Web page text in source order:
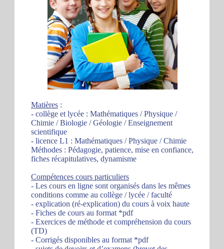
Matières :
- collège et lycée : Mathématiques / Physique /
Chimie / Biologie / Géologie / Enseignement
scientifique
- licence L1 : Mathématiques / Physique / Chimie
Méthodes : Pédagogie, patience, mise en confiance,
fiches récapitulatives, dynamisme
Compétences cours particuliers
- Les cours en ligne sont organisés dans les mêmes
conditions comme au collège / lycée / faculté
- explication (ré-explication) du cours à voix haute
- Fiches de cours au format *pdf
- Exercices de méthode et compréhension du cours
(TD)
- Corrigés disponibles au format *pdf